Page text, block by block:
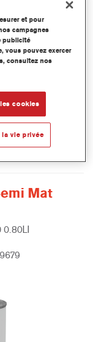
Mat
0.80LI
et pour
campagnes
publicité
vous pouvez exercer
consultez nos
cookies
vie privée